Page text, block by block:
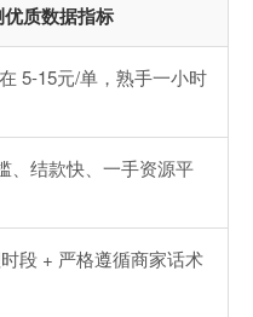
质数据指标
5-15元/单，熟手一小时
、结款快、一手资源平
段 + 严格遵循商家话术